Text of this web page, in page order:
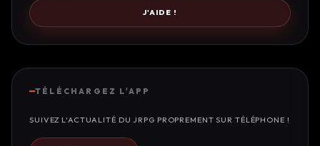
J'AIDE !
TÉLÉCHARGEZ L'APP
SUIVEZ L'ACTUALITÉ DU JRPG PROPREMENT SUR TÉLÉPHONE !